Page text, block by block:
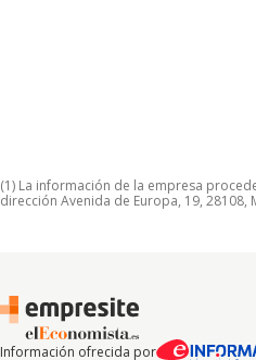
(1) La información de la empresa
dirección Avenida de Europa, 19, 28108,
Información ofrecida por